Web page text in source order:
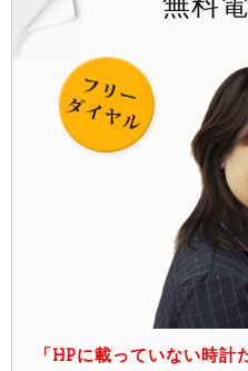
「HPに載っていない時